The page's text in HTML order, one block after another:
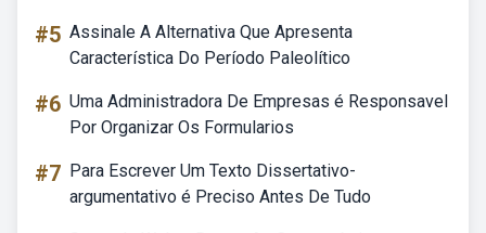
#5 Assinale A Alternativa Que Apresenta
Característica Do Período Paleolítico
#6 Uma Administradora De Empresas é Responsavel
Por Organizar Os Formularios
#7 Para Escrever Um Texto Dissertativo-
argumentativo é Preciso Antes De Tudo